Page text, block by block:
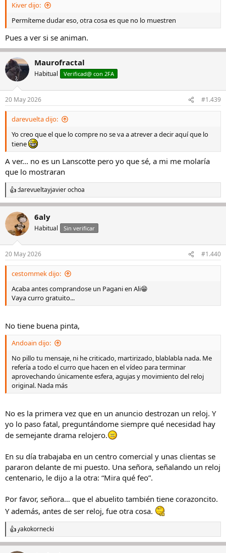
Kiver dijo:
Permíteme dudar eso, otra cosa es que no lo muestren
Pues a ver si se animan.
Maurofractal
Habitual Verificad@ con 2FA
20 May 2026 #1.439
darevuelta dijo:
Yo creo que el que lo compre no se va a atrever a decir aquí que lo
tiene
A ver... no es un Lanscotte pero yo que sé, a mi me molaría
que lo mostraran
R
e
a
c
i
e
s
darevueltayjavier ochoa
6aly
Habitual Sin verificar
20 May 2026 #1.440
cestommek dijo:
Acaba antes comprandose un Pagani en Ali😁
Vaya curro gratuito...
No tiene buena pinta,
Andoain dijo:
No pillo tu mensaje, ni he criticado, martirizado, blablabla nada. Me
refería a todo el curro que hacen en el vídeo para terminar
aprovechando únicamente esfera, agujas y movimiento del reloj
original. Nada más
No es la primera vez que en un anuncio destrozan un reloj. Y
yo lo paso fatal, preguntándome siempre qué necesidad hay
de semejante drama relojero.
En su día trabajaba en un centro comercial y unas clientas se
pararon delante de mi puesto. Una señora, señalando un reloj
centenario, le dijo a la otra: “Mira qué feo”.
Por favor, señora… que el abuelito también tiene corazoncito.
Y además, antes de ser reloj, fue otra cosa.
R
e
a
yakokornecki